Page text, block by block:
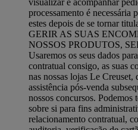
visualizar e acompanhar
processamento é necessária
estes depois de se tornar
GERIR AS SUAS
NOSSOS PRODUTOS,
Usaremos os seus dados
contratual consigo, as suas
nas nossas lojas Le
assistência pós-venda
nossos concursos. Podemos
sobre si para fins
relacionamento contratual,